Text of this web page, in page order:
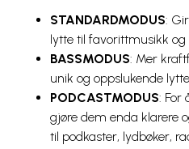
STANDARDMODUS:
lytte til favorittmusikk og
BASSMODUS: Mer
unik og oppslukende
PODCASTMODUS: For
gjøre dem enda klarere
til podkaster, lydbøker,